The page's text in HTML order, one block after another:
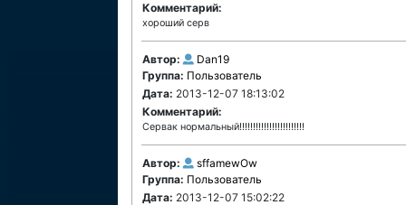
Комментарий:
хороший серв
Автор:
Dan19
Группа: Пользователь
Дата: 2013-12-07 18:13:02
Комментарий:
Сервак нормальный!!!!!!!!!!!!!!!!!!!!!!!!
Автор:
sffamewOw
Группа: Пользователь
Дата: 2013-12-07 15:02:22